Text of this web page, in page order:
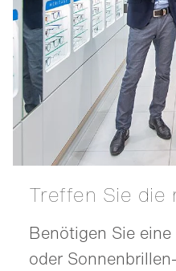
Treffen Sie
Benötigen Sie
oder